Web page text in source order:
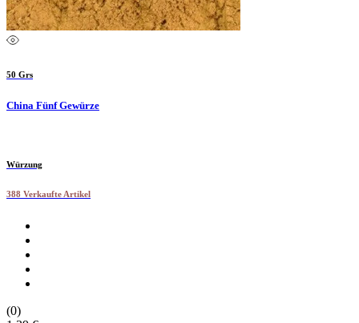
50 Grs
China Fünf Gewürze
Würzung
388 Verkaufte Artikel
(0)